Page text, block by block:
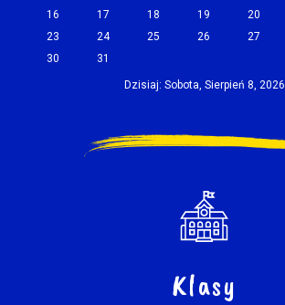
16
17 18 19 20
23
24 25 26 27
30
31
Dzisiaj: Sobota, Sierpień 8, 2026
Klasy